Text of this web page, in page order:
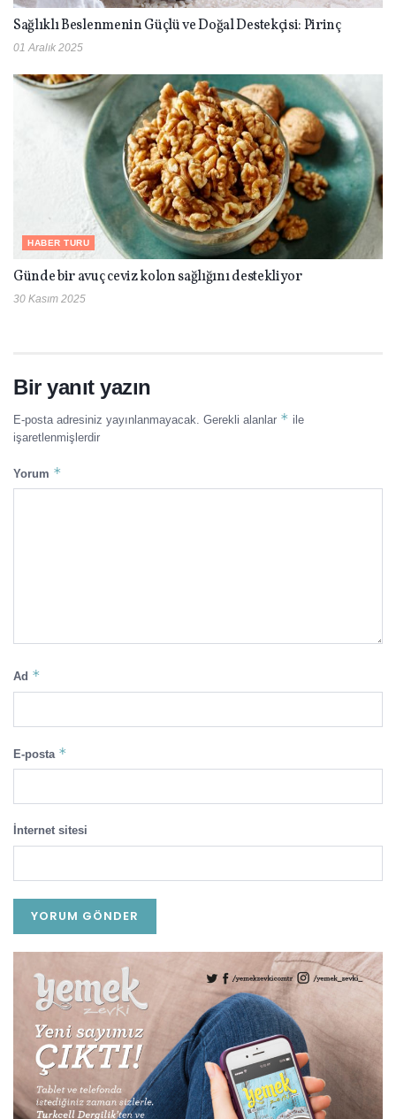
Sağlıklı Beslenmenin Güçlü ve Doğal Destekçisi: Pirinç
01 Aralık 2025
HABER TURU
Günde bir avuç ceviz kolon sağlığını destekliyor
30 Kasım 2025
Bir yanıt yazın
E-posta adresiniz yayınlanmayacak. Gerekli alanlar * ile
işaretlenmişlerdir
Yorum *
Ad *
E-posta *
İnternet sitesi